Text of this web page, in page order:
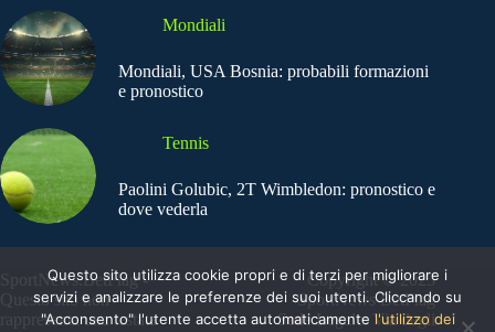
Mondiali
Mondiali, USA Bosnia: probabili formazioni
e pronostico
Tennis
Paolini Golubic, 2T Wimbledon: pronostico e
dove vederla
SportNews.BetFlag -
Questo sito non
rappresenta una testata
Copyright © 2025
SportNews BetFlag
Sede Legale: Via degli
Questo sito utilizza cookie propri e di terzi per migliorare i
servizi e analizzare le preferenze dei suoi utenti. Cliccando su
"Acconsento" l'utente accetta automaticamente l'utilizzo dei